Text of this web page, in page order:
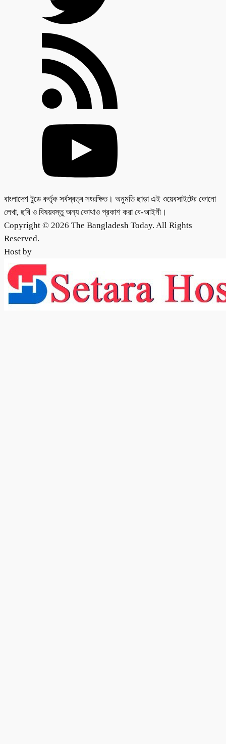
বাংলাদেশ টুডে কর্তৃক সর্বস্বত্ব সংরক্ষিত। অনুমতি ছাড়া এই ওয়েবসাইটের কোনো
লেখা, ছবি ও বিষয়বস্তু অন্য কোথাও প্রকাশ করা বে-আইনী।
Copyright © 2026 The Bangladesh Today. All Rights
Reserved.
Host by